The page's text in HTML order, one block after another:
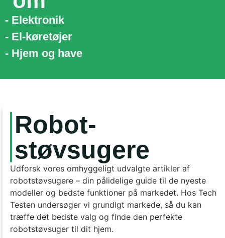
- Elektronik
- El-køretøjer
- Hjem og have
Robot-
støvsugere
Udforsk vores omhyggeligt udvalgte artikler af
robotstøvsugere – din pålidelige guide til de nyeste
modeller og bedste funktioner på markedet. Hos Tech
Testen undersøger vi grundigt markede, så du kan
træffe det bedste valg og finde den perfekte
robotstøvsuger til dit hjem.